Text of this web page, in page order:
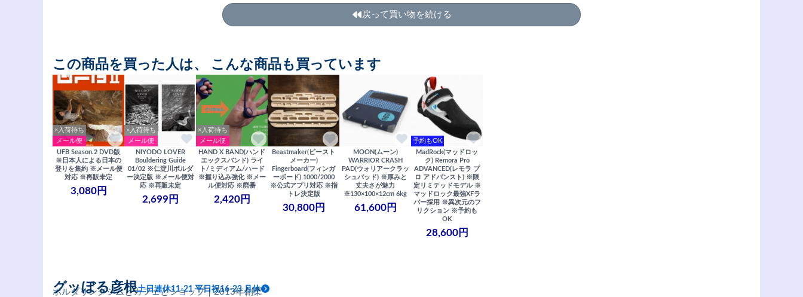
戻って買い物を続ける
この商品を買った人は、 こんな商品も買っています
×入荷待ち
メール便
UFB Season.2 DVD版
※日本人による日本の
登りを集約 ※メール便
対応 ※再販未定
3,080円
×入荷待ち
メール便
NIYODO LOVER
Bouldering Guide
01/02 ※仁淀川ボルダ
ー決定版 ※メール便対
応 ※再販未定
2,699円
×入荷待ち
メール便
HAND X BAND(ハンド
エックスバンド) ライ
ト/ミディアム/ハード
※握り込み強化 ※メー
ル便対応 ※廃番
2,420円
Beastmaker(ビースト
メーカー)
Fingerboard(フィンガ
ーボード) 1000/2000
※公式アプリ対応 ※指
トレ決定版
30,800円
MOON(ムーン)
WARRIOR CRASH
PAD(ウォリアークラッ
シュパッド) ※厚みと
丈夫さが魅力
※130×100×12cm 6kg
61,600円
予約もOK
MadRock(マッドロッ
ク) Remora Pro
ADVANCED(レモラ プ
ロ アドバンスト) ※限
定リミテッドモデル ※
マッドロック最強XFラ
バー採用 ※異次元のフ
リクション ※予約も
OK
28,600円
ボルダリングジムとカフェとショップ｜2013年創業
グッぼる彦根土日連休11-21 平日祝16-23 月休